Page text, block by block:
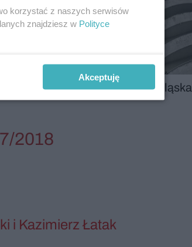
Frantowie – architekci Śląska
2018
i Kazimierz Łatak
korzystać z naszych serwisów
znajdziesz w Polityce
Akceptuję